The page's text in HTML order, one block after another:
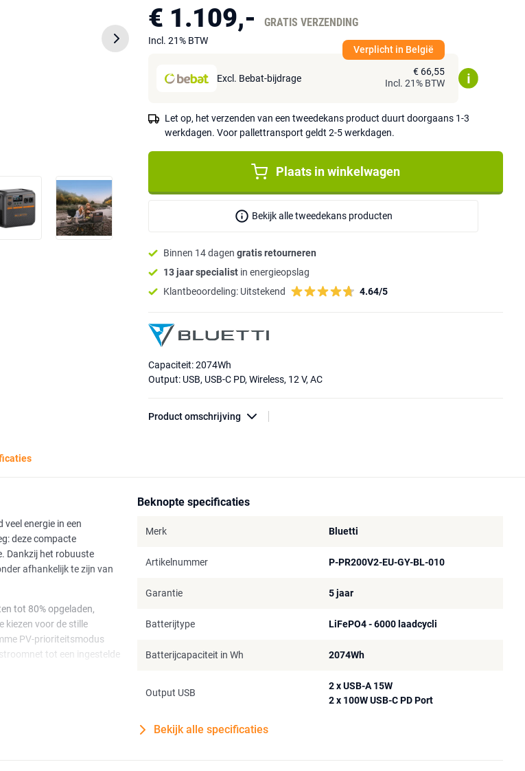
€ 1.109,- GRATIS VERZENDING
Incl. 21% BTW
Excl. Bebat-bijdrage
€ 66,55
Incl. 21% BTW
Verplicht in België
Let op, het verzenden van een tweedekans product duurt doorgaans 1-3
werkdagen. Voor pallettransport geldt 2-5 werkdagen.
Plaats in winkelwagen
Bekijk alle tweedekans producten
Binnen 14 dagen gratis retourneren
13 jaar specialist in energieopslag
Klantbeoordeling: Uitstekend 4.64/5
Capaciteit: 2074Wh
Output: USB, USB-C PD, Wireless, 12 V, AC
Product omschrijving
energie in een
deze compacte
Dankzij het robuuste
afhankelijk te zijn van
tot 80% opgeladen,
kiezen voor de stille
PV-prioriteitsmodus
tot een ingestelde
Beknopte specificaties
Merk Bluetti
Artikelnummer P-PR200V2-EU-GY-BL-010
Garantie 5 jaar
Batterijtype LiFePO4 - 6000 laadcycli
Batterijcapaciteit in Wh 2074Wh
Output USB
2 x USB-A 15W
2 x 100W USB-C PD Port
Bekijk alle specificaties